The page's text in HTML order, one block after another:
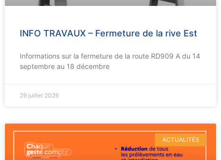
INFO TRAVAUX – Fermeture de la rive Est
Informations sur la fermeture de la route RD909 A du 14
septembre au 18 décembre
29 juillet 2026
ACTUALITÉS